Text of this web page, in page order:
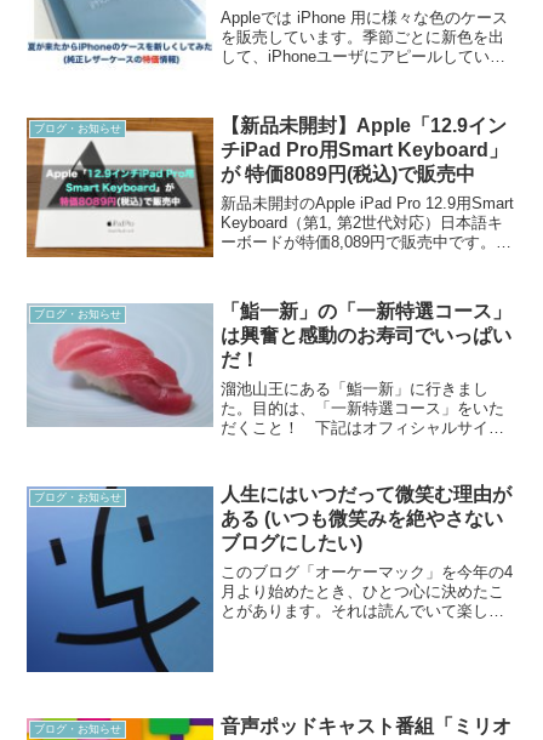
Appleでは iPhone 用に様々な色のケース
を販売しています。季節ごとに新色を出
して、iPhoneユーザにアピールしていま
スを購入しました。以前からの...
ブログ・お知らせ
【新品未開封】Apple「12.9イン
チiPad Pro用Smart Keyboard」
が 特価8089円(税込)で販売中
新品未開封のApple iPad Pro 12.9用Smart
Keyboard（第1, 第2世代対応）日本語キ
ーボードが特価8,089円で販売中です。送
ブログ・お知らせ
「鮨一新」の「一新特選コース」
は興奮と感動のお寿司でいっぱい
だ！
溜池山王にある「鮨一新」に行きまし
た。目的は、「一新特選コース」をいた
だくこと！ 下記はオフィシャルサイト
方法や調理法にひと手間を加え、最高の
鮨を追求した「一新特選コー...
ブログ・お知らせ
人生にはいつだって微笑む理由が
ある (いつも微笑みを絶やさない
ブログにしたい)
このブログ「オーケーマック」を今年の4
月より始めたとき、ひとつ心に決めたこ
とがあります。それは読んでいて楽しい
ブログ・お知らせ
音声ポッドキャスト番組「ミリオ